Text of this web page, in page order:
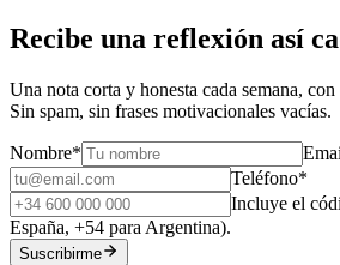
Recibe una reflexión así
Una nota corta y honesta cada semana,
Sin spam, sin frases motivacionales vacías.
Nombre*
Teléfono*
Incluye el
España, +54 para Argentina).
Suscribirme